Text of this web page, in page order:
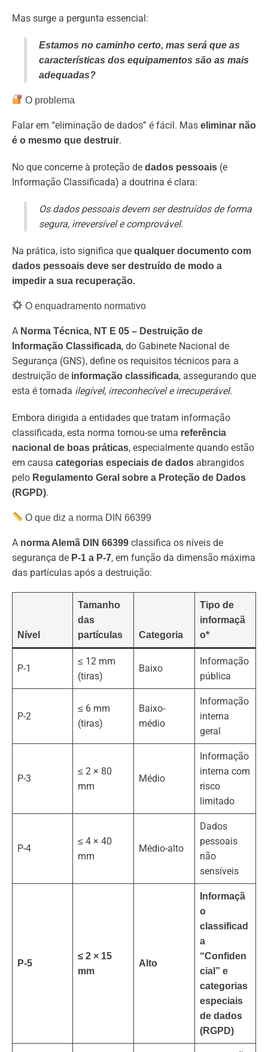
Mas surge a pergunta essencial:
Estamos no caminho certo, mas será que as
características dos equipamentos são as mais
adequadas?
O problema
Falar em “eliminação de dados” é fácil. Mas eliminar não
é o mesmo que destruir.
No que concerne à proteção de dados pessoais (e
Informação Classificada) a doutrina é clara:
Os dados pessoais devem ser destruídos de forma
segura, irreversível e comprovável.
Na prática, isto significa que qualquer documento com
dados pessoais deve ser destruído de modo a
impedir a sua recuperação.
O enquadramento normativo
A Norma Técnica, NT E 05 – Destruição de
Informação Classificada, do Gabinete Nacional de
Segurança (GNS), define os requisitos técnicos para a
destruição de informação classificada, assegurando que
esta é tornada ilegível, irreconhecível e irrecuperável.
Embora dirigida a entidades que tratam informação
classificada, esta norma tornou-se uma referência
nacional de boas práticas, especialmente quando estão
em causa categorias especiais de dados abrangidos
pelo Regulamento Geral sobre a Proteção de Dados
(RGPD).
O que diz a norma DIN 66399
A norma Alemã DIN 66399 classifica os níveis de
segurança de P-1 a P-7, em função da dimensão máxima
das partículas após a destruição:
Nível
Tamanho
das
partículas
Categoria
Tipo de
informaçã
o*
P-1
≤ 12 mm
(tiras)
Baixo
Informação
pública
P-2
≤ 6 mm
(tiras)
Baixo-
médio
Informação
interna
geral
P-3
≤ 2 × 80
mm
Médio
Informação
interna com
risco
limitado
P-4
≤ 4 × 40
mm
Médio-alto
Dados
pessoais
não
sensíveis
P-5
≤ 2 × 15
mm
Alto
Informaçã
o
classificad
a
“Confiden
cial” e
categorias
especiais
de dados
(RGPD)